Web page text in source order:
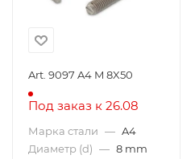
Art. 9097 A4 M 8X50
Под заказ к 26.08
Марка стали — A4
Диаметр (d) — 8 mm